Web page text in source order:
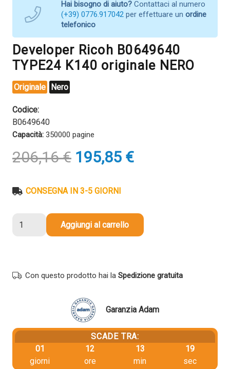
Hai bisogno di aiuto? Contattaci al numero
(+39) 0776.917042 per effettuare un ordine
telefonico
Developer Ricoh B0649640
TYPE24 K140 originale NERO
Originale Nero
Codice:
B0649640
Capacità: 350000 pagine
206,16€ Il
prezzo
era:
195,85 €Il
prezzo
CONSEGNA IN 3-5 GIORNI
Developer
originale
Aggiungi al carrello
Con questo prodotto hai la Spedizione gratuita
Garanzia Adam
SCADE TRA:
01
giorni
12
ore
13
min
19
sec